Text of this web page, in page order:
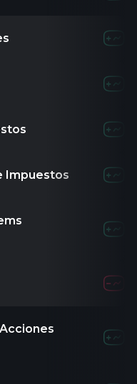
Impuestos